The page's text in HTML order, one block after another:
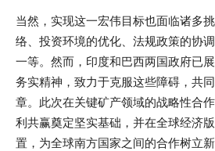
当然，实现这一宏伟目标也面临诸多
络、投资环境的优化、法规政策的协
一等。然而，印度和巴西两国政府已
务实精神，致力于克服这些障碍，共
章。此次在关键矿产领域的战略性合
利共赢奠定坚实基础，并在全球经济
置，为全球南方国家之间的合作树立新